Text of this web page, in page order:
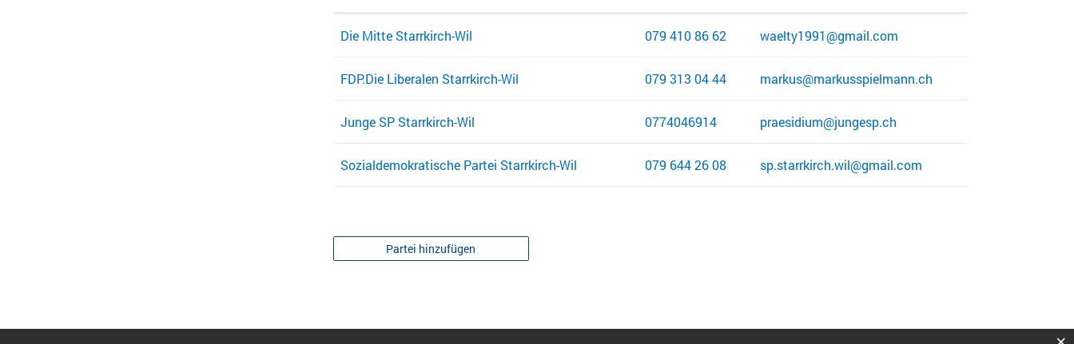
Die Mitte Starrkirch-Wil 079 410 86 62 waelty1991@gmail.com
FDP.Die Liberalen Starrkirch-Wil 079 313 04 44 markus@markusspielmann.ch
Junge SP Starrkirch-Wil 0774046914 praesidium@jungesp.ch
Sozialdemokratische Partei Starrkirch-Wil 079 644 26 08 sp.starrkirch.wil@gmail.com
Partei hinzufügen